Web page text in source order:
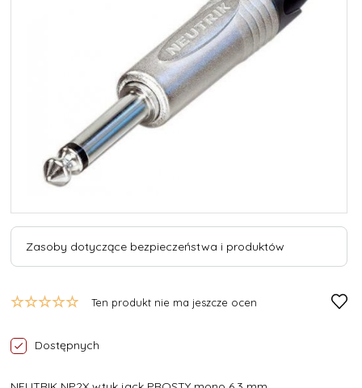
Zasoby dotyczące bezpieczeństwa i produktów
Ten produkt nie ma jeszcze ocen
Dostępnych